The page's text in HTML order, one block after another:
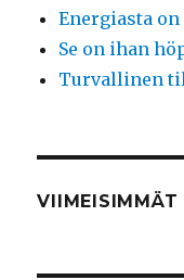
Energiasta on
Se on ihan
Turvallinen
VIIMEISIMMÄT